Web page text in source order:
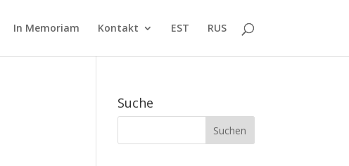
In Memoriam Kontakt EST RUS
Suche